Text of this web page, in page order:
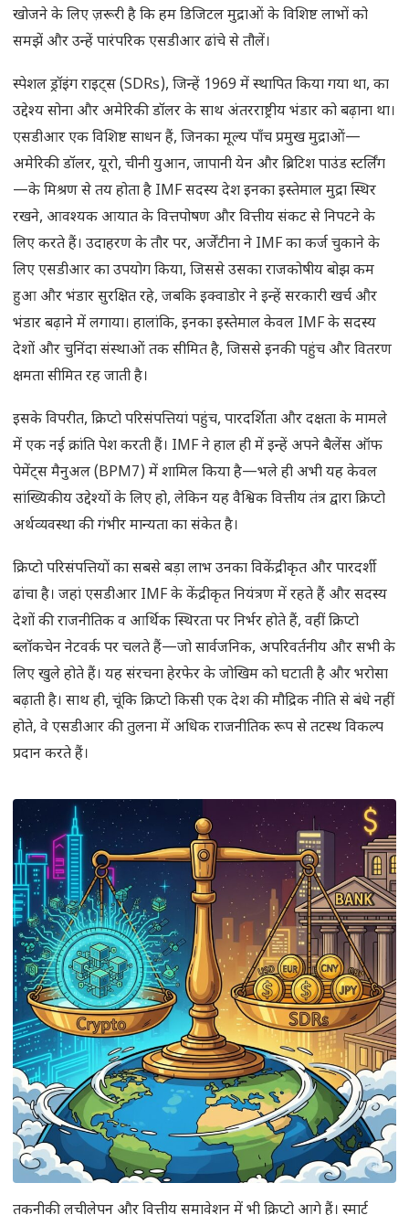
खोजने के लिए ज़रूरी है कि हम डिजिटल मुद्राओं के विशिष्ट लाभों को
समझें और उन्हें पारंपरिक एसडीआर ढांचे से तौलें।
स्पेशल ड्रॉइंग राइट्स (SDRs), जिन्हें 1969 में स्थापित किया गया था, का
उद्देश्य सोना और अमेरिकी डॉलर के साथ अंतरराष्ट्रीय भंडार को बढ़ाना था।
एसडीआर एक विशिष्ट साधन हैं, जिनका मूल्य पाँच प्रमुख मुद्राओं—
अमेरिकी डॉलर, यूरो, चीनी युआन, जापानी येन और ब्रिटिश पाउंड स्टर्लिंग
—के मिश्रण से तय होता है IMF सदस्य देश इनका इस्तेमाल मुद्रा स्थिर
रखने, आवश्यक आयात के वित्तपोषण और वित्तीय संकट से निपटने के
लिए करते हैं। उदाहरण के तौर पर, अर्जेंटीना ने IMF का कर्ज चुकाने के
लिए एसडीआर का उपयोग किया, जिससे उसका राजकोषीय बोझ कम
हुआ और भंडार सुरक्षित रहे, जबकि इक्वाडोर ने इन्हें सरकारी खर्च और
भंडार बढ़ाने में लगाया। हालांकि, इनका इस्तेमाल केवल IMF के सदस्य
देशों और चुनिंदा संस्थाओं तक सीमित है, जिससे इनकी पहुंच और वितरण
क्षमता सीमित रह जाती है।
इसके विपरीत, क्रिप्टो परिसंपत्तियां पहुंच, पारदर्शिता और दक्षता के मामले
में एक नई क्रांति पेश करती हैं। IMF ने हाल ही में इन्हें अपने बैलेंस ऑफ
पेमेंट्स मैनुअल (BPM7) में शामिल किया है—भले ही अभी यह केवल
सांख्यिकीय उद्देश्यों के लिए हो, लेकिन यह वैश्विक वित्तीय तंत्र द्वारा क्रिप्टो
अर्थव्यवस्था की गंभीर मान्यता का संकेत है।
क्रिप्टो परिसंपत्तियों का सबसे बड़ा लाभ उनका विकेंद्रीकृत और पारदर्शी
ढांचा है। जहां एसडीआर IMF के केंद्रीकृत नियंत्रण में रहते हैं और सदस्य
देशों की राजनीतिक व आर्थिक स्थिरता पर निर्भर होते हैं, वहीं क्रिप्टो
ब्लॉकचेन नेटवर्क पर चलते हैं—जो सार्वजनिक, अपरिवर्तनीय और सभी के
लिए खुले होते हैं। यह संरचना हेरफेर के जोखिम को घटाती है और भरोसा
बढ़ाती है। साथ ही, चूंकि क्रिप्टो किसी एक देश की मौद्रिक नीति से बंधे नहीं
होते, वे एसडीआर की तुलना में अधिक राजनीतिक रूप से तटस्थ विकल्प
प्रदान करते हैं।
तकनीकी लचीलेपन और वित्तीय समावेशन में भी क्रिप्टो आगे हैं। स्मार्ट